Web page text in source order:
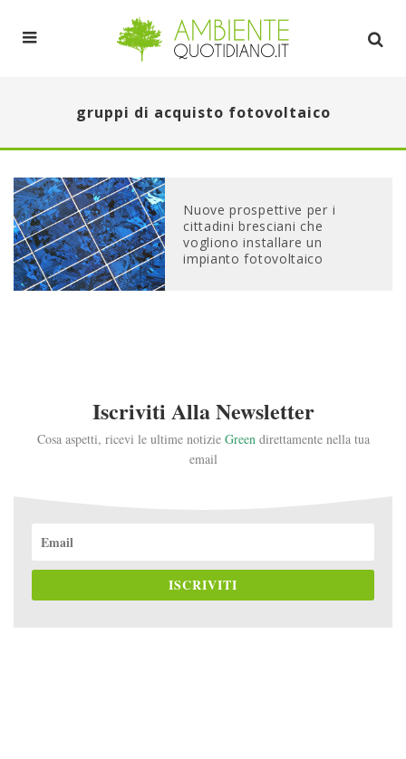
gruppi di acquisto fotovoltaico
Nuove prospettive per i
cittadini bresciani che
vogliono installare un
impianto fotovoltaico
Iscriviti Alla Newsletter
Cosa aspetti, ricevi le ultime notizie Greendirettamente nella tua
email
ISCRIVITI